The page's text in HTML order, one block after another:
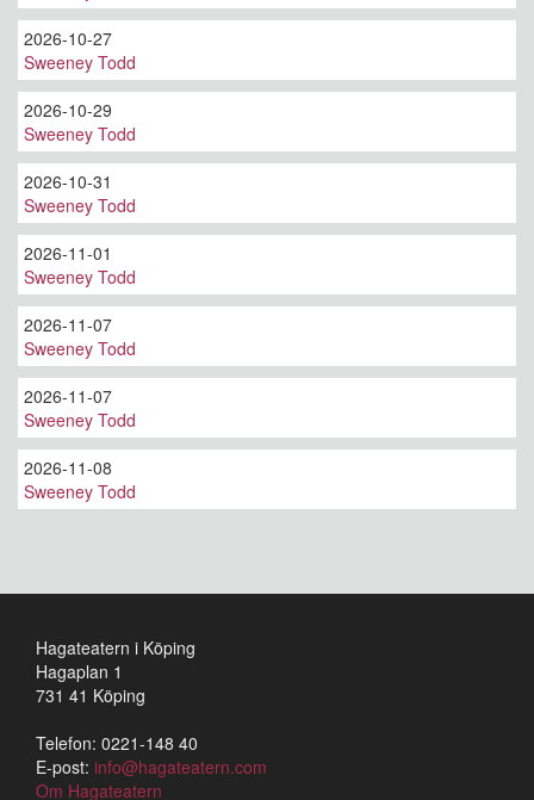
2026-10-27
Sweeney Todd
2026-10-29
Sweeney Todd
2026-10-31
Sweeney Todd
2026-11-01
Sweeney Todd
2026-11-07
Sweeney Todd
2026-11-07
Sweeney Todd
2026-11-08
Sweeney Todd
Hagateatern i Köping
Hagaplan 1
731 41 Köping
Telefon: 0221-148 40
E-post: info@hagateatern.com
Om Hagateatern